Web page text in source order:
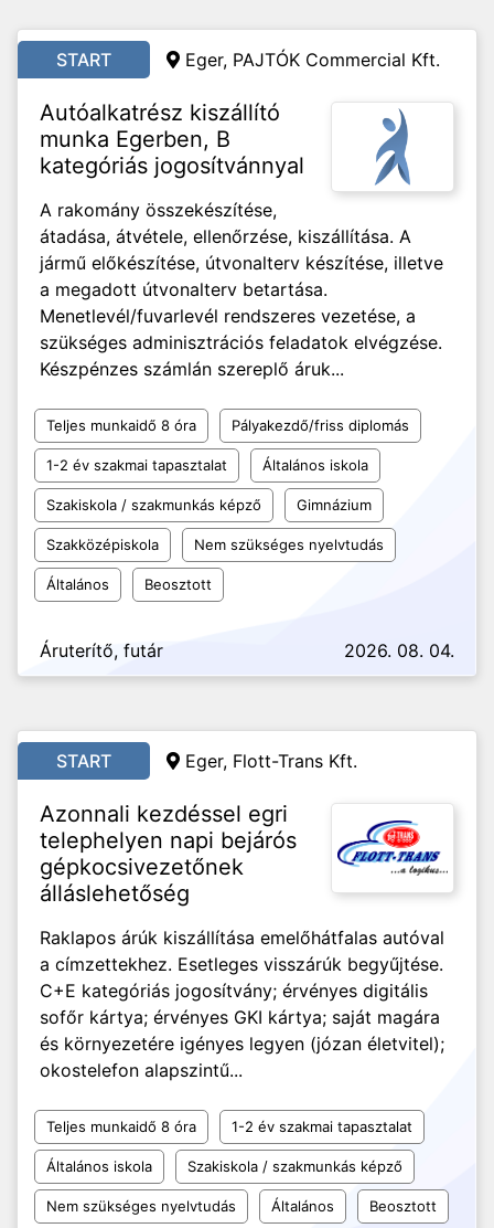
START Eger, PAJTÓK Commercial Kft.
Autóalkatrész kiszállító
munka Egerben, B
kategóriás jogosítvánnyal
A rakomány összekészítése,
átadása, átvétele, ellenőrzése, kiszállítása. A
jármű előkészítése, útvonalterv készítése, illetve
a megadott útvonalterv betartása.
Menetlevél/fuvarlevél rendszeres vezetése, a
szükséges adminisztrációs feladatok elvégzése.
Készpénzes számlán szereplő áruk...
Teljes munkaidő 8 óra Pályakezdő/friss diplomás
1-2 év szakmai tapasztalat Általános iskola
Szakiskola / szakmunkás képző Gimnázium
Szakközépiskola Nem szükséges nyelvtudás
Általános Beosztott
Áruterítő, futár 2026. 08. 04.
START Eger, Flott-Trans Kft.
Azonnali kezdéssel egri
telephelyen napi bejárós
gépkocsivezetőnek
álláslehetőség
Raklapos árúk kiszállítása emelőhátfalas autóval
a címzettekhez. Esetleges visszárúk begyűjtése.
C+E kategóriás jogosítvány; érvényes digitális
sofőr kártya; érvényes GKI kártya; saját magára
és környezetére igényes legyen (józan életvitel);
okostelefon alapszintű...
Teljes munkaidő 8 óra 1-2 év szakmai tapasztalat
Általános iskola Szakiskola / szakmunkás képző
Nem szükséges nyelvtudás Általános Beosztott